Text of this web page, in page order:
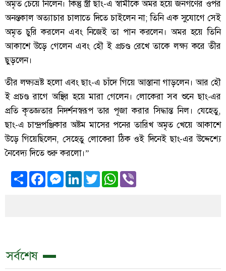
অমৃত চেয়ে নিলেন। কিন্তু স্ত্রী ছাং-এ স্বামীকে অমর হয়ে জনগণের ওপর
অনন্তকাল অত্যাচার চালাতে দিতে চাইলেন না; তিনি এক সুযোগে সেই
অমৃত চুরি করলেন এবং নিজেই তা পান করলেন। অমর হয়ে তিনি
আকাশে উড়ে গেলেন এবং হৌ ই প্রচণ্ড রেখে তাকে লক্ষ্য করে তীর
ছুড়লেন।
তীর লক্ষ্যভ্রষ্ট হলো এবং ছাং-এ চাঁদে গিয়ে আস্তানা গাড়লেন। আর হৌ
ই প্রচণ্ড রাগে অস্থির হয়ে মারা গেলেন। লোকেরা সব শুনে ছাং-এর
প্রতি কৃতজ্ঞতার নিদর্শনস্বরূপ তার পূজা করার সিদ্ধান্ত নিল। যেহেতু,
ছাং-এ চান্দ্রপঞ্জিকার অষ্টম মাসের পনের তারিখ অমৃত খেয়ে আকাশে
উড়ে গিয়েছিলেন, সেহেতু লোকেরা ঠিক ওই দিনেই ছাং-এর উদ্দেশ্যে
নৈবেদ্য দিতে শুরু করলো।”
ShareFacebookMessenger
LinkedInTwitterWhatsApp
সর্বশেষ